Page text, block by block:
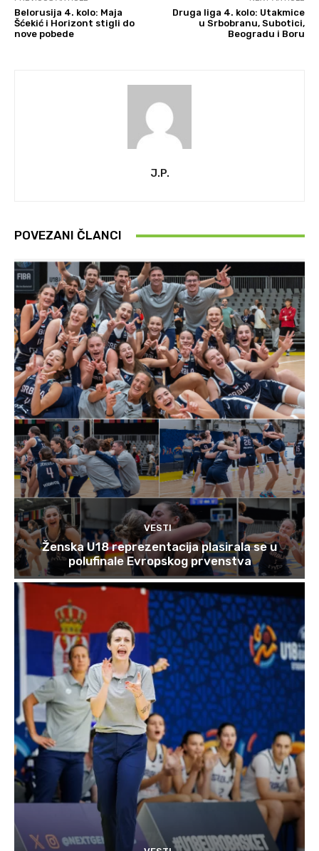
Belorusija 4. kolo: Maja
Šćekić i Horizont stigli do
nove pobede
Druga liga 4. kolo: Utakmice
u Srbobranu, Subotici,
Beogradu i Boru
J.P.
POVEZANI ČLANCI
VESTI
Ženska U18 reprezentacija plasirala se u
polufinale Evropskog prvenstva